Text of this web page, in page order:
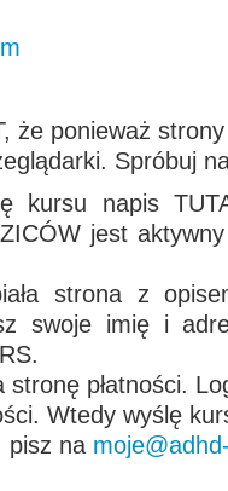
że ponieważ
Spróbuj
kursu napis
jest
strona z
swoje imię i
płatności.
Wtedy wyślę
pisz na